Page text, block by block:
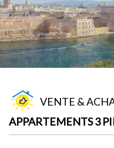
VENTE &
APPARTEMENTS 3